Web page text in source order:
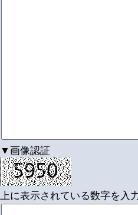
▼画像認証
上に表示されている数字を入